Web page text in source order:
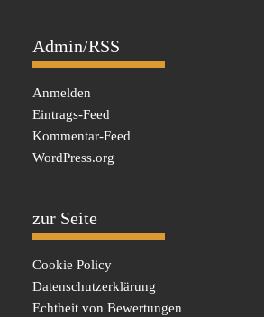
Admin/RSS
Anmelden
Eintrags-Feed
Kommentar-Feed
WordPress.org
zur Seite
Cookie Policy
Datenschutzerklärung
Echtheit von Bewertungen